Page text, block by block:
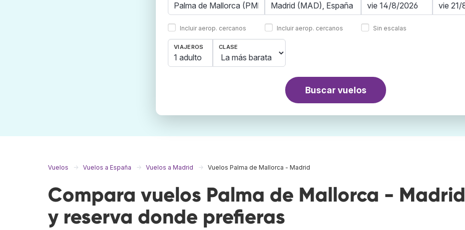
Incluir aerop. cercanos Incluir aerop. cercanos Sin escalas
VIAJEROS
1 adulto
CLASE
Buscar vuelos
Vuelos Vuelos a España Vuelos a Madrid Vuelos Palma de Mallorca - Madrid
Compara vuelos Palma de Mallorca - Madrid
y reserva donde prefieras